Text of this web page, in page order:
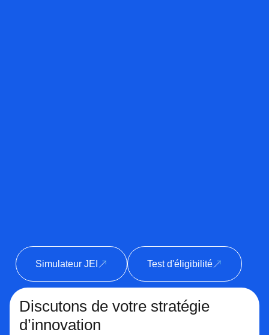
Simulateur JEI Test d'éligibilité
Discutons de votre stratégie
d’innovation